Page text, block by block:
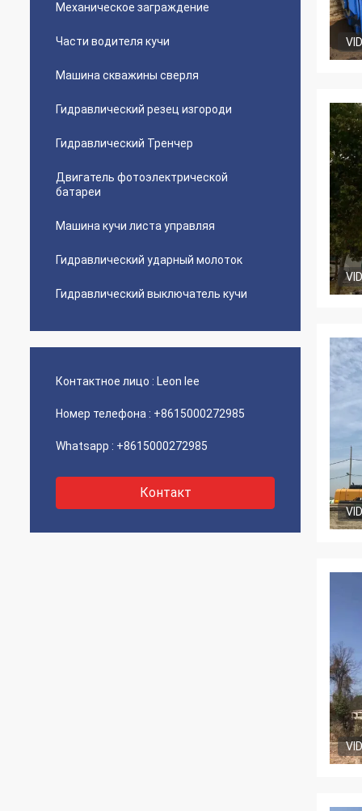
Механическое заграждение
Части водителя кучи
Машина скважины сверля
Гидравлический резец изгороди
Гидравлический Тренчер
Двигатель фотоэлектрической
батареи
Машина кучи листа управляя
Гидравлический ударный молоток
Гидравлический выключатель кучи
Контактное лицо : Leon lee
Номер телефона : +8615000272985
Whatsapp : +8615000272985
Контакт